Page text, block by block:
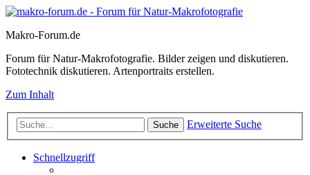
Makro-Forum.de
Forum für Natur-Makrofotografie. Bilder zeigen und diskutieren.
Fototechnik diskutieren. Artenportraits erstellen.
Zum Inhalt
Suche Erweiterte Suche
Schnellzugriff